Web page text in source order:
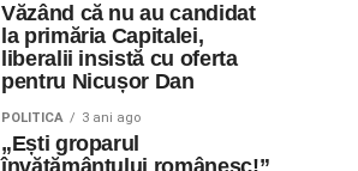
Văzând că nu au candidat
la primăria Capitalei,
liberalii insistă cu oferta
pentru Nicușor Dan
POLITICA 3 ani ago
„Ești groparul
învățământului românesc!”